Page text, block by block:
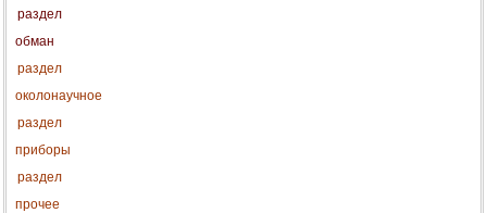
раздел
обман
раздел
околонаучное
раздел
приборы
раздел
прочее